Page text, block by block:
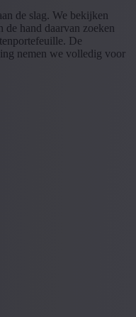
de slag. We bekijken
de hand daarvan zoeken
De
nemen we volledig voor